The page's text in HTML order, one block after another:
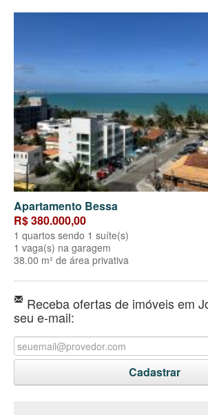
Apartamento Bessa
R$ 380.000,00
1 quartos sendo 1 suíte(s)
1 vaga(s) na garagem
38.00 m² de área privativa
Receba ofertas de imóveis em
seu e-mail: